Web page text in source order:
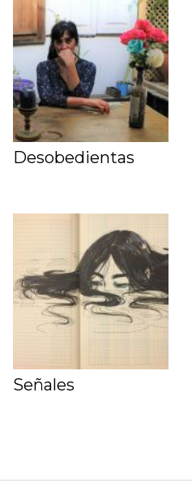
Desobedientas
Señales